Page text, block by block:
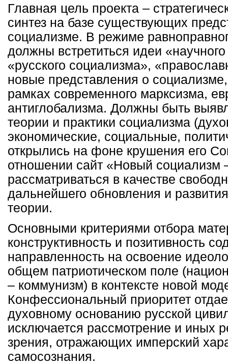
Главная цель проекта –
синтез на базе существующих
социализме. В режиме
должны встретиться идеи
«русского социализма»,
новые представления о
рамках современного марксизма,
антиглобализма. Должны быть
теории и практики социализма
экономические, социальные,
открылись на фоне крушения его
отношении сайт «Новый социализм
рассматриваться в качестве
дальнейшего обновления и
теории.
Основными критериями отбора
конструктивность и позитивность
направленность на освоение
общем патриотическом поле
– коммунизм) в контексте новой
Конфессиональный приоритет
духовному основанию русской
исключается рассмотрение и иных
зрения, отражающих имперский
самосознания.